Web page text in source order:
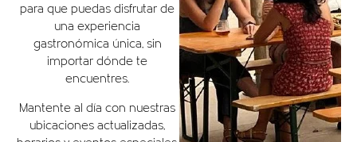
para que puedas disfrutar de
una experiencia
gastronómica única, sin
importar dónde te
encuentres.
Mantente al día con nuestras
ubicaciones actualizadas,